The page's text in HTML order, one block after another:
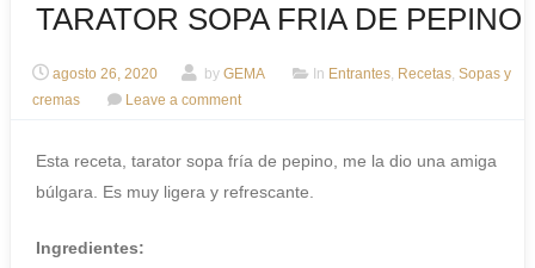
TARATOR SOPA FRIA DE PEPINO
agosto 26, 2020 by GEMA In Entrantes, Recetas, Sopas y
cremas
Leave a comment
Esta receta, tarator sopa fría de pepino, me la dio una amiga
búlgara. Es muy ligera y refrescante.
Ingredientes: